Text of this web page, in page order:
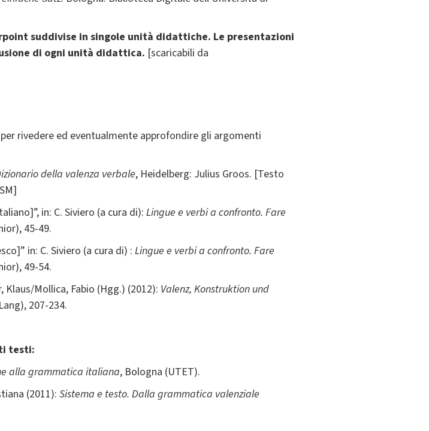
suddivise in singole unità didattiche. Le presentazioni
di ogni unità didattica. [scaricabili da
rivedere ed eventualmente approfondire gli argomenti
della valenza verbale, Heidelberg: Julius Groos. [Testo
in: C. Siviero (a cura di):Lingue e verbi a confronto. Fare
45-49.
in: C. Siviero (a cura di) :Lingue e verbi a confronto. Fare
49-54.
Klaus/Mollica, Fabio (Hgg.) (2012): Valenz, Konstruktion und
207-234.
testi:
alla grammatica italiana, Bologna (UTET).
(2011): Sistema e testo. Dalla grammatica valenziale